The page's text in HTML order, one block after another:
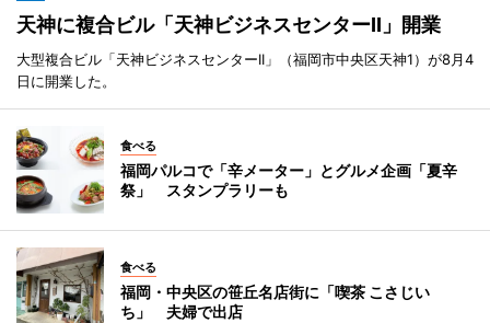
天神に複合ビル「天神ビジネスセンターII」開業
大型複合ビル「天神ビジネスセンターII」（福岡市中央区天神1）が8月4
日に開業した。
食べる
福岡パルコで「辛メーター」とグルメ企画「夏辛
祭」 スタンプラリーも
食べる
福岡・中央区の笹丘名店街に「喫茶 こさじい
ち」 夫婦で出店